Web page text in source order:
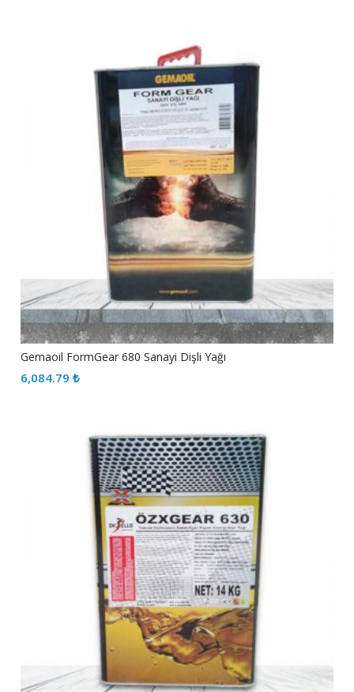
Gemaoil FormGear 680 Sanayi Dişli Yağı
6,084.79 ₺